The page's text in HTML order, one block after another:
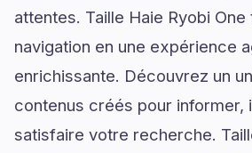
attentes. Taille Haie Ryobi
navigation en une expérience
enrichissante. Découvrez un
contenus créés pour informer,
satisfaire votre recherche.